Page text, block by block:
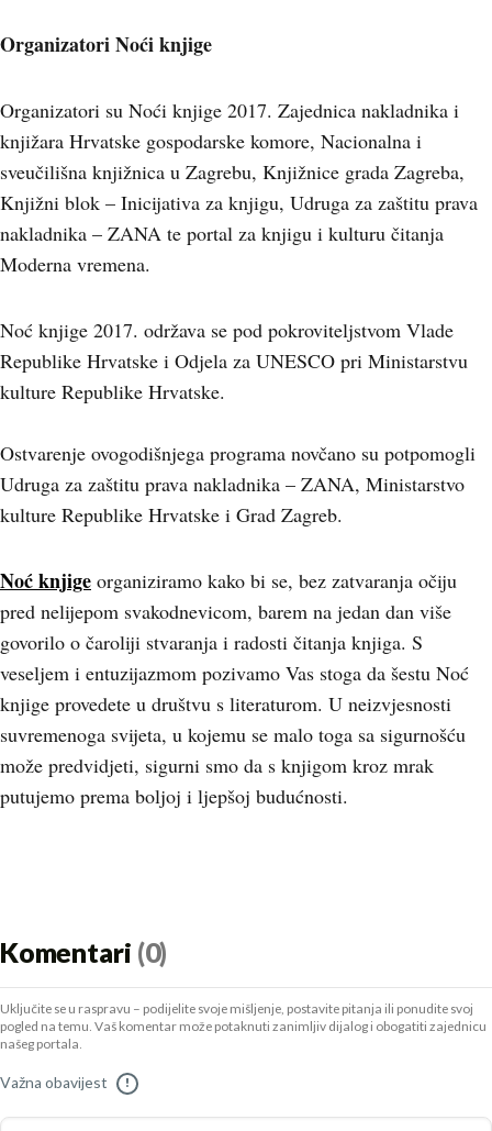
Organizatori Noći knjige
Organizatori su Noći knjige 2017. Zajednica nakladnika i
knjižara Hrvatske gospodarske komore, Nacionalna i
sveučilišna knjižnica u Zagrebu, Knjižnice grada Zagreba,
Knjižni blok – Inicijativa za knjigu, Udruga za zaštitu prava
nakladnika – ZANA te portal za knjigu i kulturu čitanja
Moderna vremena.
Noć knjige 2017. održava se pod pokroviteljstvom Vlade
Republike Hrvatske i Odjela za UNESCO pri Ministarstvu
kulture Republike Hrvatske.
Ostvarenje ovogodišnjega programa novčano su potpomogli
Udruga za zaštitu prava nakladnika – ZANA, Ministarstvo
kulture Republike Hrvatske i Grad Zagreb.
Noć knjige organiziramo kako bi se, bez zatvaranja očiju
pred nelijepom svakodnevicom, barem na jedan dan više
govorilo o čaroliji stvaranja i radosti čitanja knjiga. S
veseljem i entuzijazmom pozivamo Vas stoga da šestu Noć
knjige provedete u društvu s literaturom. U neizvjesnosti
suvremenoga svijeta, u kojemu se malo toga sa sigurnošću
može predvidjeti, sigurni smo da s knjigom kroz mrak
putujemo prema boljoj i ljepšoj budućnosti.
Komentari (0)
Uključite se u raspravu – podijelite svoje mišljenje, postavite pitanja ili ponudite svoj
pogled na temu. Vaš komentar može potaknuti zanimljiv dijalog i obogatiti zajednicu
našeg portala.
Važna obavijest !